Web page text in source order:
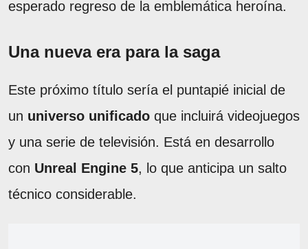
esperado regreso de la emblemática heroína.
Una nueva era para la saga
Este próximo título sería el puntapié inicial de
un universo unificado que incluirá videojuegos
y una serie de televisión. Está en desarrollo
con Unreal Engine 5, lo que anticipa un salto
técnico considerable.